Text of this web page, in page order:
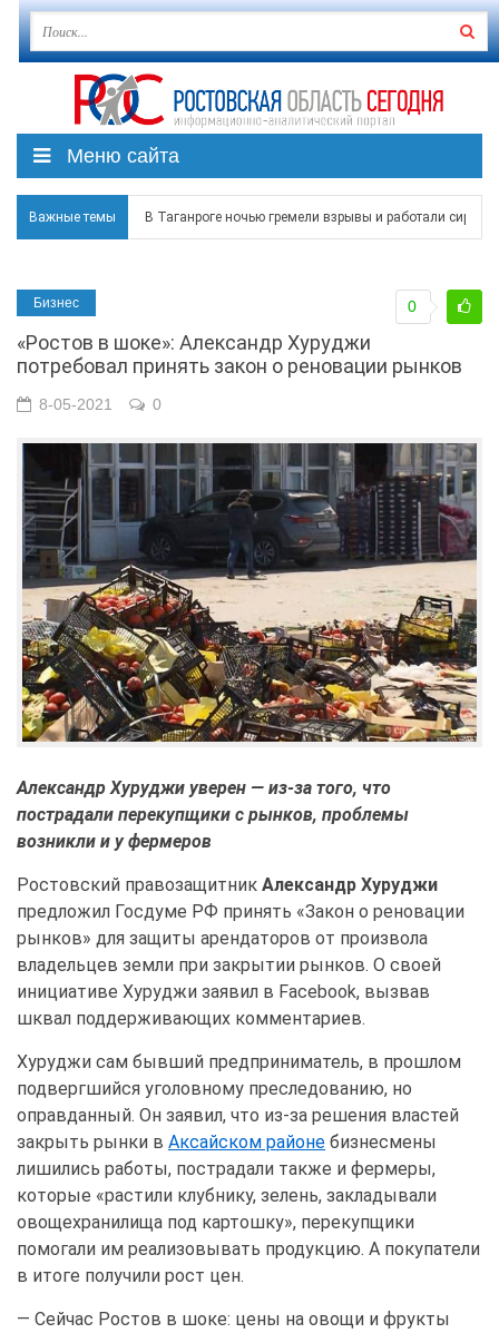
Меню сайта
Важные темы
Режим ЧС регионального характера начал
В Чеховской библиотеке Таганрога открылась
Бизнес
«Ростов в шоке»: Александр Хуруджи
потребовал принять закон о реновации рынков
0
8-05-2021 0
Александр Хуруджи уверен — из-за того, что
пострадали перекупщики с рынков, проблемы
возникли и у фермеров
Ростовский правозащитник Александр Хуруджи
предложил Госдуме РФ принять «Закон о реновации
рынков» для защиты арендаторов от произвола
владельцев земли при закрытии рынков. О своей
инициативе Хуруджи заявил в Facebook, вызвав
шквал поддерживающих комментариев.
Хуруджи сам бывший предприниматель, в прошлом
подвергшийся уголовному преследованию, но
оправданный. Он заявил, что из-за решения властей
закрыть рынки в Аксайском районе бизнесмены
лишились работы, пострадали также и фермеры,
которые «растили клубнику, зелень, закладывали
овощехранилища под картошку», перекупщики
помогали им реализовывать продукцию. А покупатели
в итоге получили рост цен.
— Сейчас Ростов в шоке: цены на овощи и фрукты